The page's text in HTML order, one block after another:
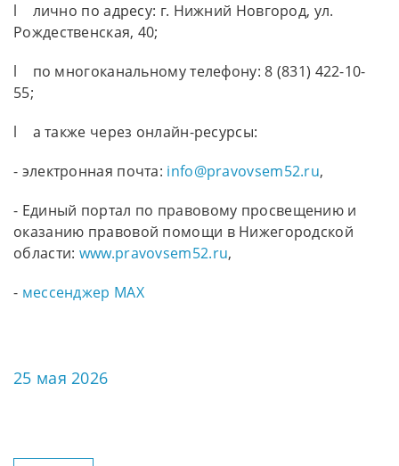
l лично по адресу: г. Нижний Новгород, ул.
Рождественская, 40;
l по многоканальному телефону: 8 (831) 422-10-
55;
l а также через онлайн-ресурсы:
- электронная почта: info@pravovsem52.ru,
- Единый портал по правовому просвещению и
оказанию правовой помощи в Нижегородской
области: www.pravovsem52.ru,
- мессенджер МАХ
25 мая 2026